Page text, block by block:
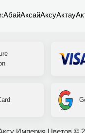
АбайАксайАксуАктау
Империя Цветов ©